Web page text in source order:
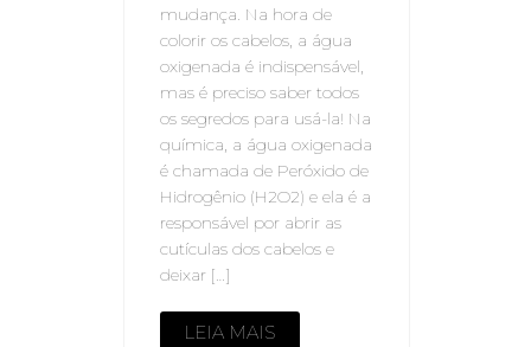
mudança. Na hora de
colorir os cabelos, a água
oxigenada é indispensável,
mas é preciso saber todos
os segredos para usá-la! Na
química, a água oxigenada
é chamada de Peróxido de
Hidrogênio (H2O2) e ela é a
responsável por abrir as
cutículas dos cabelos e
deixar […]
LEIA MAIS